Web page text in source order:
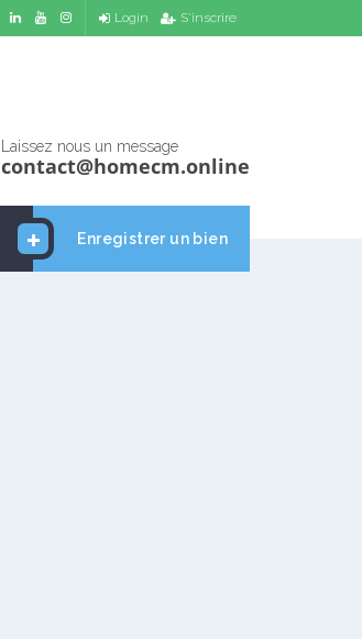
Login S'inscrire
Laissez nous un message
contact@homecm.online
Enregistrer un bien